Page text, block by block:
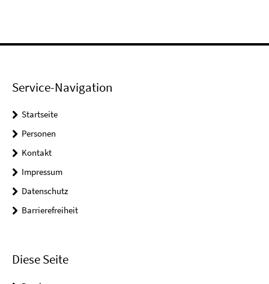
Service-Navigation
Startseite
Personen
Kontakt
Impressum
Datenschutz
Barrierefreiheit
Diese Seite